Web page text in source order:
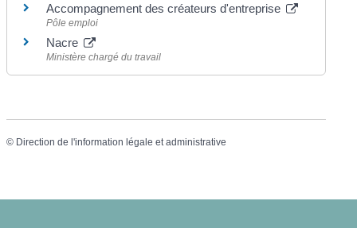
Accompagnement des créateurs d'entreprise
Pôle emploi
Nacre
Ministère chargé du travail
© Direction de l'information légale et administrative